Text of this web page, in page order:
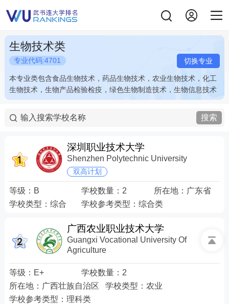
生物技术类
专业代码:4701 切换专业
本专业类包含食品生物技术，药品生物技术，农业生物技术，化工
生物技术，生物产品检验检疫，绿色生物制造技术，生物信息技术
本专业类包含食品生物技术，药品生物技术，农业生物技术，化工
生物技术，生物产品检验检疫，绿色生物制造技术，生物信息技术
搜索
深圳职业技术大学
Shenzhen Polytechnic University
双高计划
等级： B 学校数量： 2 所在地： 广东省
学校类型： 综合 学校参考类型：综合类
广西农业职业技术大学
Guangxi Vocational University Of
Agriculture
等级： E+ 学校数量： 2
所在地： 广西壮族自治区 学校类型： 农业
学校参考类型： 理科类